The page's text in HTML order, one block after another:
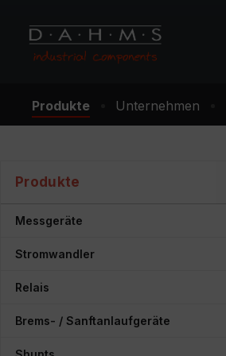
Produkte Unternehmen
Produkte
Messgeräte
Stromwandler
Relais
Brems- / Sanftanlaufgeräte